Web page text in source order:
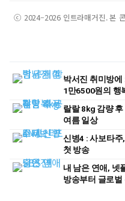
ⓒ 2024–2026 인트라매거진. 본
박서진 취미방에
1만6500원의 행
랄랄 8kg 감량
여름 일상
신병4 : 사보타
첫 방송
내 남은 연애, 넷
방송부터 글로벌